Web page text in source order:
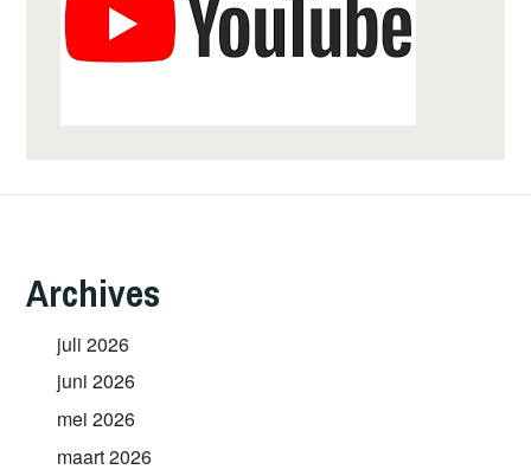
Archives
juli 2026
juni 2026
mei 2026
maart 2026